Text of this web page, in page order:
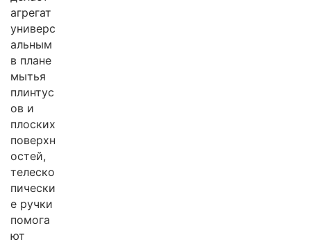
агрегат
универс
альным
в плане
мытья
плинтус
ов и
плоских
поверхн
остей,
телеско
пически
е ручки
помога
ют